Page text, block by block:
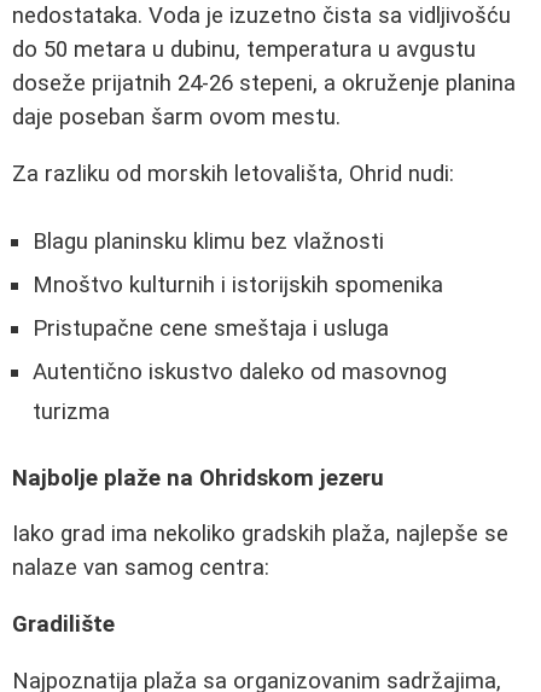
nedostataka. Voda je izuzetno čista sa vidljivošću
do 50 metara u dubinu, temperatura u avgustu
doseže prijatnih 24-26 stepeni, a okruženje planina
daje poseban šarm ovom mestu.
Za razliku od morskih letovališta, Ohrid nudi:
Blagu planinsku klimu bez vlažnosti
Mnoštvo kulturnih i istorijskih spomenika
Pristupačne cene smeštaja i usluga
Autentično iskustvo daleko od masovnog
turizma
Najbolje plaže na Ohridskom jezeru
Iako grad ima nekoliko gradskih plaža, najlepše se
nalaze van samog centra:
Gradilište
Najpoznatija plaža sa organizovanim sadržajima,